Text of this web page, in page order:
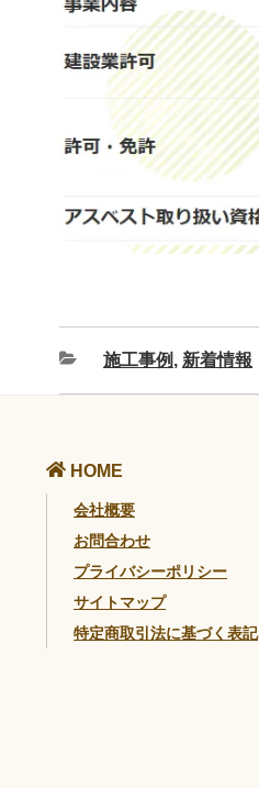
施工事例 , 新着情報
HOME
会社概要
お問合わせ
プライバシーポリシー
サイトマップ
特定商取引法に基づく表記